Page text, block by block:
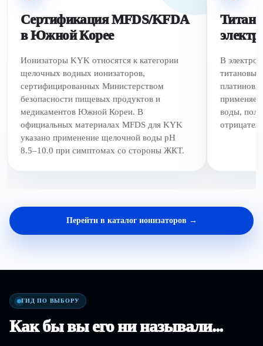
Сертификация MFDS/KFDA
в Южной Корее
Ионизаторы KYK относятся к категории
щелочных водных ионизаторов,
сертифицированных Министерством
безопасности пищевых продуктов и
медикаментов Южной Кореи. В
официальных материалах MFDS для KYK
указано применение щелочной воды pH
8.5–10.0 при симптомах со стороны ЖКТ.
В
титановые
воды,
Перейти в каталог ионизаторов →
ГИД ПО ВЫБОРУ
Как бы вы его ни называли...